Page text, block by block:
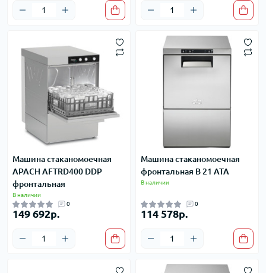
Машина стаканомоечная
APACH AFTRD400 DDP
фронтальная
В наличии
0
149 692р.
Машина стаканомоечная
фронтальная B 21 ATA
В наличии
0
114 578р.